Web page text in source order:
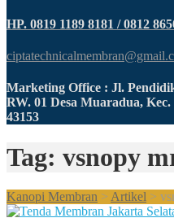
HP. 0819 1189 8181 / 0812
Marketing Office : Jl.
RW. 01 Desa Muaradua,
43153
Tag: vsnopy
Kanopi Membran > Artikel >